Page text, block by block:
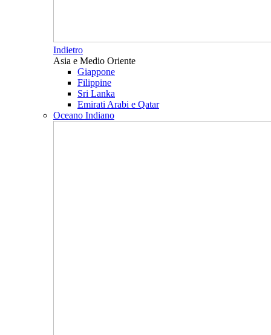
Indietro
Asia e Medio Oriente
Giappone
Filippine
Sri Lanka
Emirati Arabi e Qatar
Oceano Indiano